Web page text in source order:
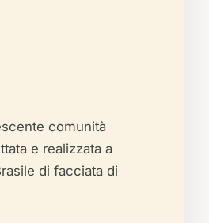
comunità
e realizzata a
di facciata di